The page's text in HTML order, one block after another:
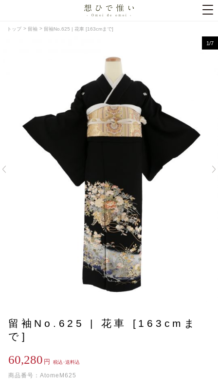
トップ 留袖 留袖No.625 | 花車 [163cmまで]
1/7
留袖No.625 | 花車 [163cmま
で]
60,280 円 税込･送料込
商品番号：AtomeM625